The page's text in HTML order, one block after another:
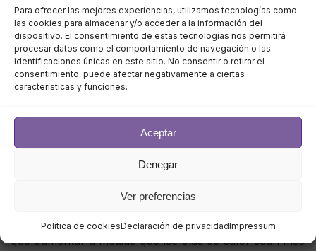
Para ofrecer las mejores experiencias, utilizamos tecnologías como
las cookies para almacenar y/o acceder a la información del
dispositivo. El consentimiento de estas tecnologías nos permitirá
procesar datos como el comportamiento de navegación o las
identificaciones únicas en este sitio. No consentir o retirar el
consentimiento, puede afectar negativamente a ciertas
características y funciones.
Aceptar
Denegar
Ver preferencias
Política de cookiesDeclaración de privacidadImpressum
Los data centers deben
adaptarse al cambio climático
Los centros de datos son indispensables para el
Covid-19 obligó a muchas de ellas a migrar a la nube,
que suele estar impulsada por centros fuera de las
instalaciones. Estos centros solo pueden funcionar de
(de 15 a 32 °C) y suele ser necesario invertir en
equipos de refrigeración. La inversión no hará más
que aumentar a medida que las olas de calor sean más